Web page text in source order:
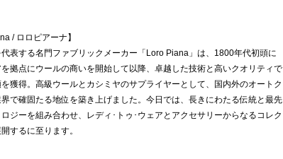
/ ロロピアーナ】
表する名門ファブリックメーカー「Loro Piana」は、1800年代初頭に
拠点にウールの商いを開始して以降、卓越した技術と高いクオリティで
獲得。高級ウールとカシミヤのサプライヤーとして、国内外のオートク
で確固たる地位を築き上げました。今日では、長きにわたる伝統と最先
ジーを組み合わせ、レディ･トゥ･ウェアとアクセサリーからなるコレク
するに至ります。